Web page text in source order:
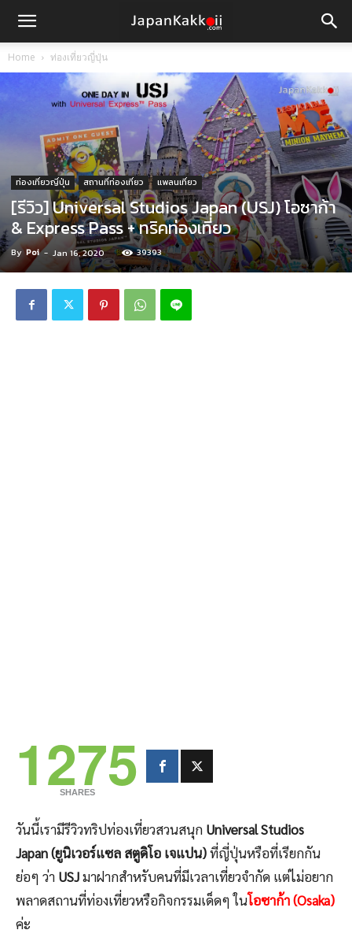
Home ท่องเที่ยวญี่ปุ่น
ท่องเที่ยวญี่ปุ่น สถานที่ท่องเที่ยว แพลนเที่ยว
[รีวิว] Universal Studios Japan (USJ) โอซาก้า
& Express Pass + ทริคท่องเที่ยว
By Poi- Jan 16, 2020 39393
1275
SHARES
วันนี้เรามีรีวิวทริปท่องเที่ยวสวนสนุก Universal Studios
Japan (ยูนิเวอร์แซล สตูดิโอ เจแปน)ที่ญี่ปุ่นหรือที่เรียกกัน
ย่อๆ ว่า USJมาฝากสำหรับคนที่มีเวลาเที่ยวจำกัด แต่ไม่อยาก
พลาดสถานที่ท่องเที่ยวหรือกิจกรรมเด็ดๆ ในโอซาก้า (Osaka)
ค่ะ